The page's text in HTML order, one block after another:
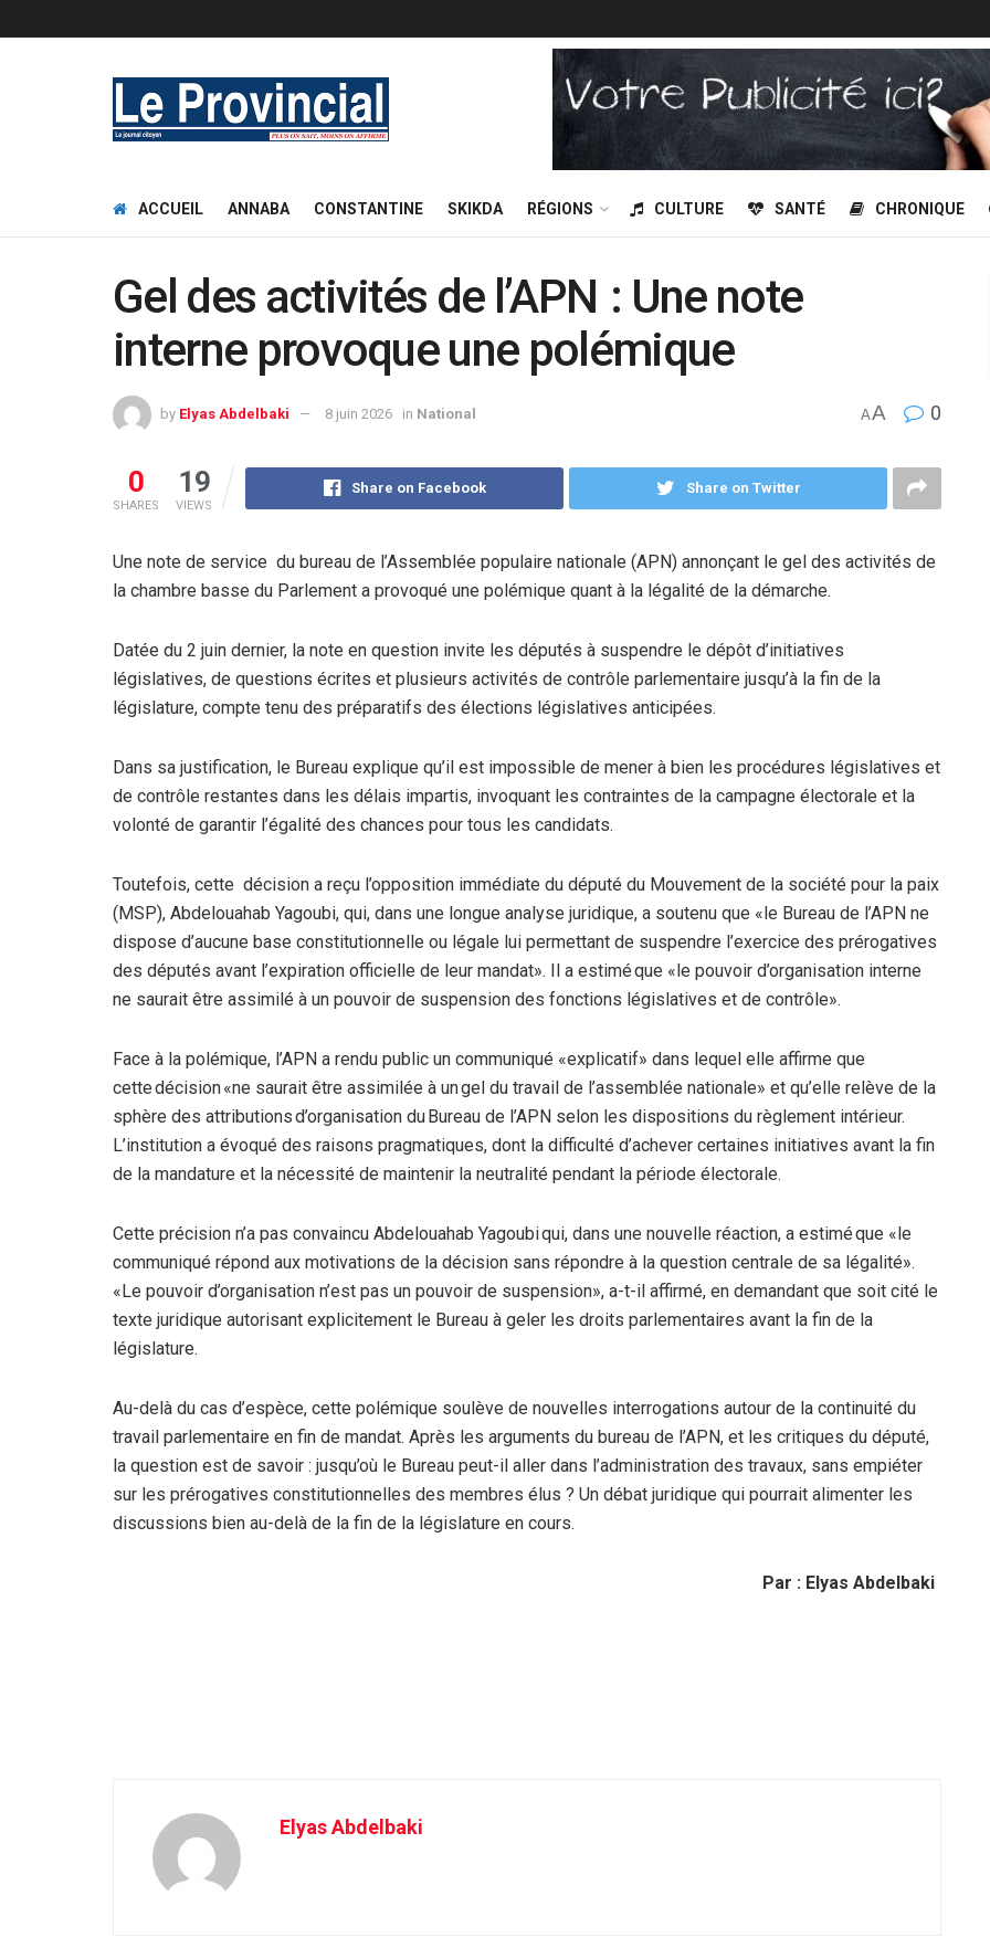
ACCUEIL ANNABA CONSTANTINE SKIKDA RÉGIONS CULTURE SANTÉ CHRONIQUE
Gel des activités de l’APN : Une note
interne provoque une polémique
by Elyas Abdelbaki 8 juin 2026 in National AA 0
0
SHARES
19
VIEWS
Share on Facebook Share on Twitter
Une note de service du bureau de l’Assemblée populaire nationale (APN) annonçant le gel des activités de
la chambre basse du Parlement a provoqué une polémique quant à la légalité de la démarche.
Datée du 2 juin dernier, la note en question invite les députés à suspendre le dépôt d’initiatives
législatives, de questions écrites et plusieurs activités de contrôle parlementaire jusqu’à la fin de la
législature, compte tenu des préparatifs des élections législatives anticipées.
Dans sa justification, le Bureau explique qu’il est impossible de mener à bien les procédures législatives et
de contrôle restantes dans les délais impartis, invoquant les contraintes de la campagne électorale et la
volonté de garantir l’égalité des chances pour tous les candidats.
Toutefois, cette décision a reçu l’opposition immédiate du député du Mouvement de la société pour la paix
(MSP), Abdelouahab Yagoubi, qui, dans une longue analyse juridique, a soutenu que «le Bureau de l’APN ne
dispose d’aucune base constitutionnelle ou légale lui permettant de suspendre l’exercice des prérogatives
des députés avant l’expiration officielle de leur mandat». Il a estimé que «le pouvoir d’organisation interne
ne saurait être assimilé à un pouvoir de suspension des fonctions législatives et de contrôle».
Face à la polémique, l’APN a rendu public un communiqué «explicatif» dans lequel elle affirme que
cette décision «ne saurait être assimilée à un gel du travail de l’assemblée nationale» et qu’elle relève de la
sphère des attributions d’organisation du Bureau de l’APN selon les dispositions du règlement intérieur.
L’institution a évoqué des raisons pragmatiques, dont la difficulté d’achever certaines initiatives avant la fin
de la mandature et la nécessité de maintenir la neutralité pendant la période électorale.
Cette précision n’a pas convaincu Abdelouahab Yagoubi qui, dans une nouvelle réaction, a estimé que «le
communiqué répond aux motivations de la décision sans répondre à la question centrale de sa légalité».
«Le pouvoir d’organisation n’est pas un pouvoir de suspension», a-t-il affirmé, en demandant que soit cité le
texte juridique autorisant explicitement le Bureau à geler les droits parlementaires avant la fin de la
législature.
Au-delà du cas d’espèce, cette polémique soulève de nouvelles interrogations autour de la continuité du
travail parlementaire en fin de mandat. Après les arguments du bureau de l’APN, et les critiques du député,
la question est de savoir : jusqu’où le Bureau peut-il aller dans l’administration des travaux, sans empiéter
sur les prérogatives constitutionnelles des membres élus ? Un débat juridique qui pourrait alimenter les
discussions bien au-delà de la fin de la législature en cours.
Par : Elyas Abdelbaki
Elyas Abdelbaki